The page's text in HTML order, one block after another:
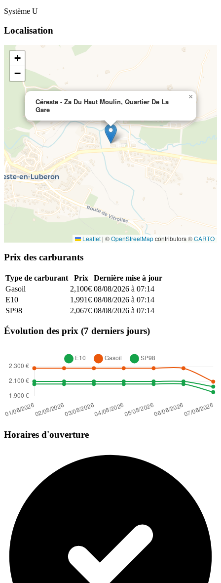
Système U
Localisation
Céreste - Za Du Haut Moulin, Quartier De La
Gare
×
+
−
Leaflet | ©OpenStreetMapcontributors ©CARTO
Prix des carburants
Type de carburant Prix
Dernière mise à jour
Gasoil
2,100€ 08/08/2026 à 07:14
E10
1,991€ 08/08/2026 à 07:14
SP98
2,067€ 08/08/2026 à 07:14
Évolution des prix (7 derniers jours)
Horaires d'ouverture